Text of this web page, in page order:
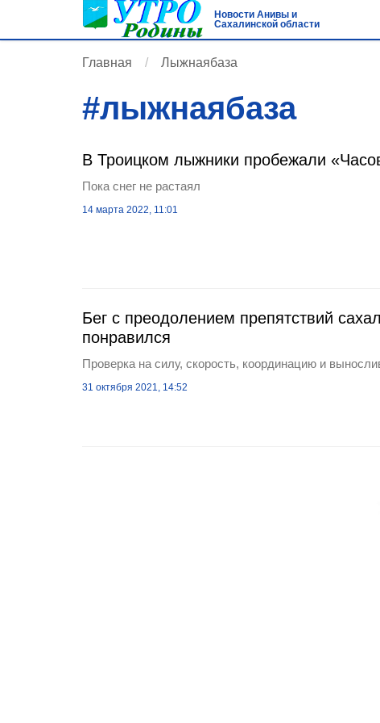
Новости Анивы и
Сахалинской области
Главная Лыжнаябаза
#лыжнаябаза
В Троицком лыжники пробежали
Пока снег не растаял
14 марта 2022, 11:01
Бег с преодолением препятствий
понравился
Проверка на силу, скорость, координацию и
31 октября 2021, 14:52